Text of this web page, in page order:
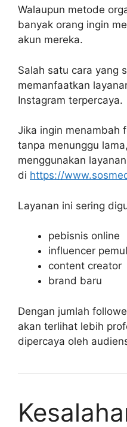
Walaupun metode
banyak orang ingin
akun mereka.
Salah satu cara yang
memanfaatkan
Instagram terpercaya.
Jika ingin menambah
tanpa menunggu
menggunakan
di https://
Layanan ini sering
pebisnis online
influencer
content creator
brand baru
Dengan jumlah
akan terlihat lebih
dipercaya oleh